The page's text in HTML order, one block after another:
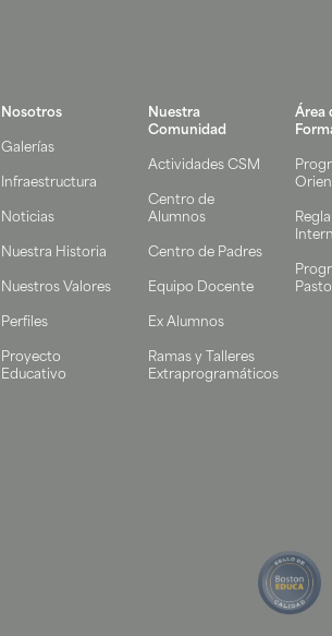
Nosotros
Galerías
Infraestructura
Noticias
Nuestra Historia
Nuestros Valores
Perfiles
Proyecto
Educativo
Nuestra
Comunidad
Actividades CSM
Centro de
Alumnos
Centro de Padres
Equipo Docente
Ex Alumnos
Ramas y Talleres
Extraprogramáticos
Área